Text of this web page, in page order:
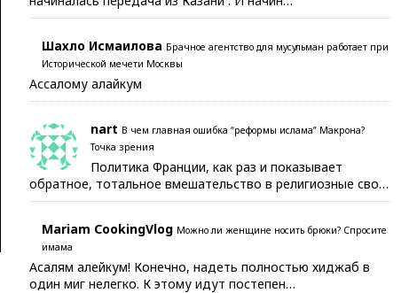
Шахло Исмаилова Брачное агентство для мусульман работает при
Исторической мечети Москвы
Ассалому алайкум
nart В чем главная ошибка “реформы ислама” Макрона?
Точка зрения
Политика Франции, как раз и показывает
обратное, тотальное вмешательство в религиозные сво…
Mariam CookingVlog Можно ли женщине носить брюки? Спросите
имама
Асалям алейкум! Конечно, надеть полностью хиджаб в
один миг нелегко. К этому идут постепен…